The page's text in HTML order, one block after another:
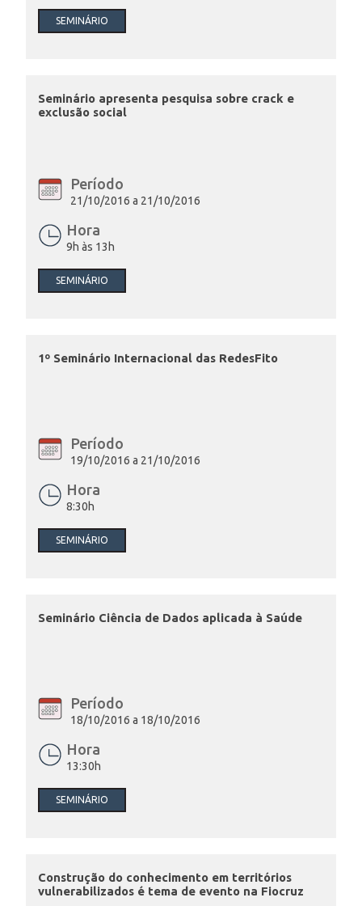
SEMINÁRIO
Seminário apresenta pesquisa sobre crack e
exclusão social
Período
21/10/2016 a 21/10/2016
Hora
9h às 13h
SEMINÁRIO
1º Seminário Internacional das RedesFito
Período
19/10/2016 a 21/10/2016
Hora
8:30h
SEMINÁRIO
Seminário Ciência de Dados aplicada à Saúde
Período
18/10/2016 a 18/10/2016
Hora
13:30h
SEMINÁRIO
Construção do conhecimento em territórios
vulnerabilizados é tema de evento na Fiocruz